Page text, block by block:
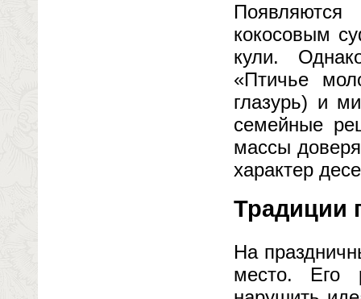
кокосовым
кули.
«Птичье
глазурь) и
семейные
массы
характер
Традиции
На
место. Его